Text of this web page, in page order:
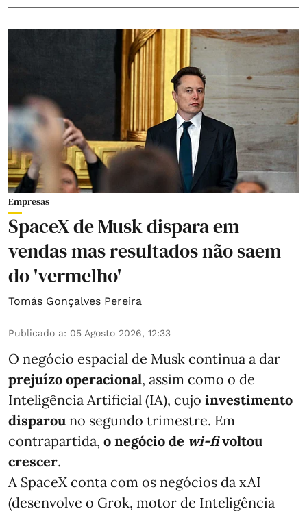
Empresas
SpaceX de Musk dispara em
vendas mas resultados não saem
do 'vermelho'
Tomás Gonçalves Pereira
Publicado a: 05 Agosto 2026, 12:33
O negócio espacial de Musk continua a dar
prejuízo operacional, assim como o de
Inteligência Artificial (IA), cujo investimento
disparou no segundo trimestre. Em
contrapartida, o negócio de wi-fivoltou
crescer.
A SpaceX conta com os negócios da xAI
(desenvolve o Grok, motor de Inteligência